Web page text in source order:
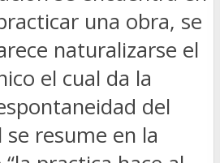
una obra, se
naturalizarse el
el cual da la
del
resume en la